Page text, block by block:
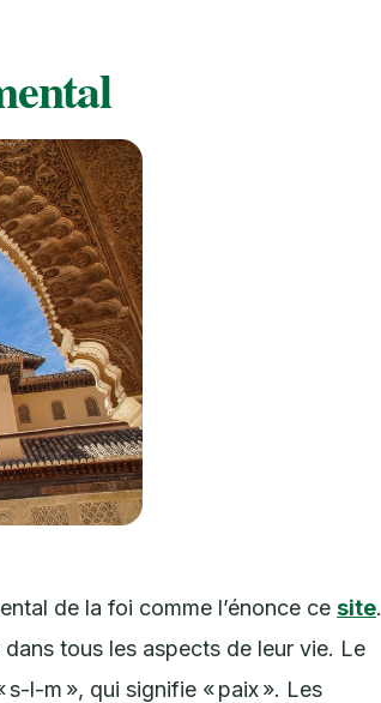
de la foi comme l’énonce ce site.
tous les aspects de leur vie. Le
l-m », qui signifie « paix ». Les